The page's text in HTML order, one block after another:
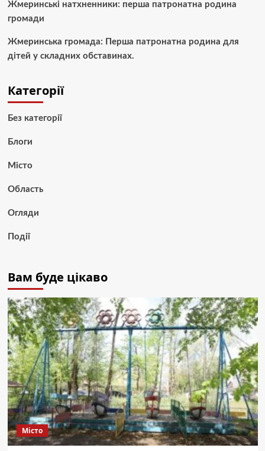
Жмеринські натхненники: перша патронатна родина
громади
Жмеринська громада: Перша патронатна родина для
дітей у складних обставинах.
Категорії
Без категорії
Блоги
Місто
Область
Огляди
Події
Вам буде цікаво
Місто